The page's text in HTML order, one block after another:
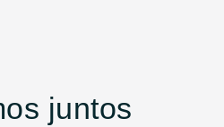
juntos